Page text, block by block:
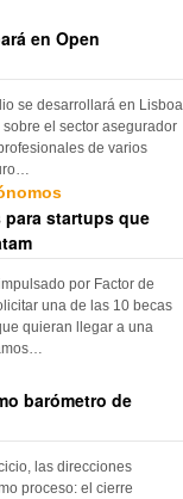
en Open
se desarrollará en Lisboa
el sector asegurador
de varios
startups que
por Factor de
una de las 10 becas
quieran llegar a una
barómetro de
las direcciones
proceso: el cierre